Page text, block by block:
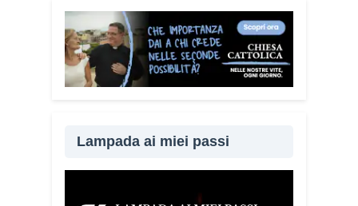
Lampada ai miei passi